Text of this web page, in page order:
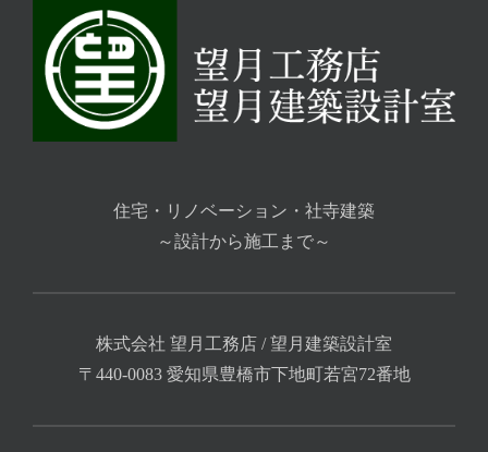
住宅・リノベーション・社寺建築
～設計から施工まで～
株式会社 望月工務店 / 望月建築設計室
〒440-0083 愛知県豊橋市下地町若宮72番地